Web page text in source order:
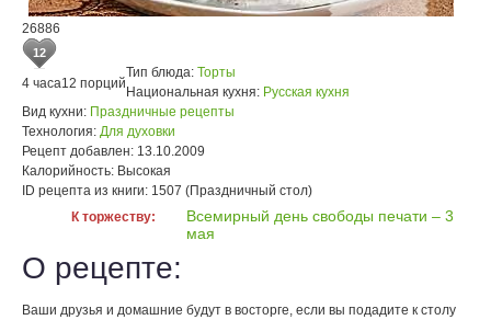
26886
12
4 часа12 порций
Тип блюда: Торты
Национальная кухня: Русская кухня
Вид кухни: Праздничные рецепты
Технология: Для духовки
Рецепт добавлен: 13.10.2009
Калорийность: Высокая
ID рецепта из книги: 1507 (Праздничный стол)
К торжеству:
Всемирный день свободы печати – 3
мая
О рецепте:
Ваши друзья и домашние будут в восторге, если вы подадите к столу